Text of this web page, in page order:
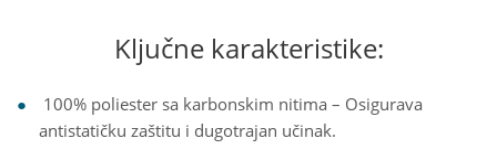
Ključne karakteristike:
100% poliester sa karbonskim nitima – Osigurava
antistatičku zaštitu i dugotrajan učinak.